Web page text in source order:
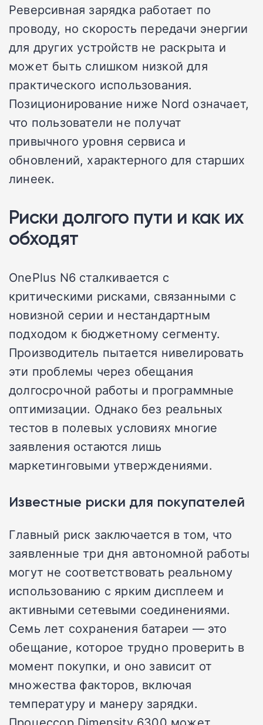
Реверсивная зарядка работает по
проводу, но скорость передачи энергии
для других устройств не раскрыта и
может быть слишком низкой для
практического использования.
Позиционирование ниже Nord означает,
что пользователи не получат
привычного уровня сервиса и
обновлений, характерного для старших
линеек.
Риски долгого пути и как их
обходят
OnePlus N6 сталкивается с
критическими рисками, связанными с
новизной серии и нестандартным
подходом к бюджетному сегменту.
Производитель пытается нивелировать
эти проблемы через обещания
долгосрочной работы и программные
оптимизации. Однако без реальных
тестов в полевых условиях многие
заявления остаются лишь
маркетинговыми утверждениями.
Известные риски для покупателей
Главный риск заключается в том, что
заявленные три дня автономной работы
могут не соответствовать реальному
использованию с ярким дисплеем и
активными сетевыми соединениями.
Семь лет сохранения батареи — это
обещание, которое трудно проверить в
момент покупки, и оно зависит от
множества факторов, включая
температуру и манеру зарядки.